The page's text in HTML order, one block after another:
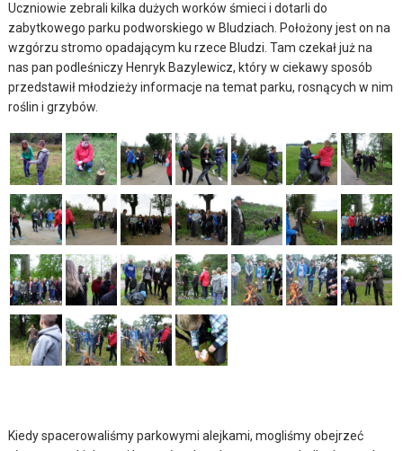
Uczniowie zebrali kilka dużych worków śmieci i dotarli do
zabytkowego parku podworskiego w Bludziach. Położony jest on na
wzgórzu stromo opadającym ku rzece Bludzi. Tam czekał już na
nas pan podleśniczy Henryk Bazylewicz, który w ciekawy sposób
przedstawił młodzieży informacje na temat parku, rosnących w nim
roślin i grzybów.
Kiedy spacerowaliśmy parkowymi alejkami, mogliśmy obejrzeć